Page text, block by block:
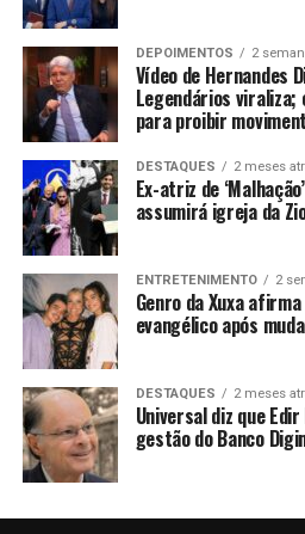
DEPOIMENTOS 2
Vídeo de Hernandes
Legendários viraliza;
para proibir
DESTAQUES 2 meses
Ex-atriz de
assumirá igreja da
ENTRETENIMENTO 2
Genro da Xuxa
evangélico após
DESTAQUES 2 meses
Universal diz que
gestão do Banco